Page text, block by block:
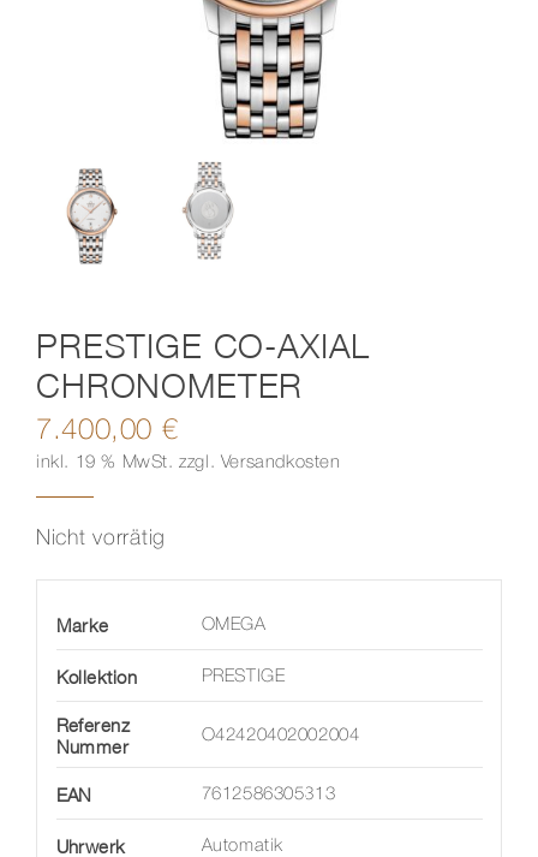
PRESTIGE CO-AXIAL
CHRONOMETER
7.400,00 €
inkl. 19 % MwSt. zzgl. Versandkosten
Nicht vorrätig
Marke OMEGA
Kollektion PRESTIGE
Referenz
Nummer
O42420402002004
EAN 7612586305313
Uhrwerk Automatik